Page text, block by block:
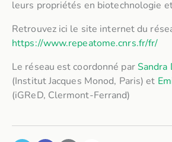
leurs propriétés en biotechnologie
Retrouvez ici le site internet du
https://www.repeatome.cnrs.fr/fr/
Le réseau est coordonné parSandra
(Institut Jacques Monod, Paris) et
(iGReD, Clermont-Ferrand)